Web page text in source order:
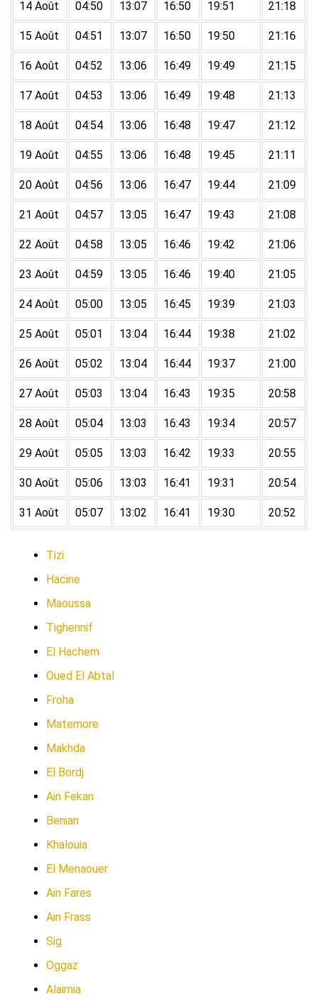
14 Août 04:50 13:07 16:50 19:51 21:18
15 Août 04:51 13:07 16:50 19:50 21:16
16 Août 04:52 13:06 16:49 19:49 21:15
17 Août 04:53 13:06 16:49 19:48 21:13
18 Août 04:54 13:06 16:48 19:47 21:12
19 Août 04:55 13:06 16:48 19:45 21:11
20 Août 04:56 13:06 16:47 19:44 21:09
21 Août 04:57 13:05 16:47 19:43 21:08
22 Août 04:58 13:05 16:46 19:42 21:06
23 Août 04:59 13:05 16:46 19:40 21:05
24 Août 05:00 13:05 16:45 19:39 21:03
25 Août 05:01 13:04 16:44 19:38 21:02
26 Août 05:02 13:04 16:44 19:37 21:00
27 Août 05:03 13:04 16:43 19:35 20:58
28 Août 05:04 13:03 16:43 19:34 20:57
29 Août 05:05 13:03 16:42 19:33 20:55
30 Août 05:06 13:03 16:41 19:31 20:54
31 Août 05:07 13:02 16:41 19:30 20:52
Tizi
Hacine
Maoussa
Tighennif
El Hachem
Oued El Abtal
Froha
Matemore
Makhda
El Bordj
Ain Fekan
Benian
Khalouia
El Menaouer
Ain Fares
Ain Frass
Sig
Oggaz
Alaimia